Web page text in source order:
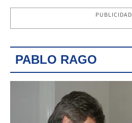
PUBLICIDAD
PABLO RAGO